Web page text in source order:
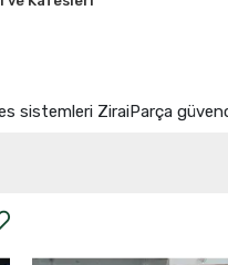
sistemleri ZiraiParça